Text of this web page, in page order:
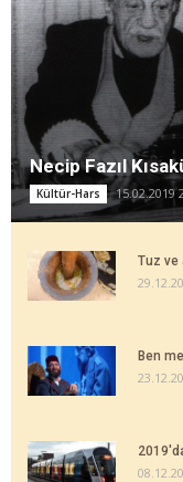
Necip Fazıl
Kültür-Hars 15.02.2019
Tuz ve
Ben